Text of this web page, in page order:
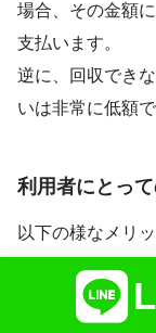
場合、その金額
支払います。
逆に、回収でき
いは非常に低額
利用者にとっ
以下の様なメリ
初期費用が